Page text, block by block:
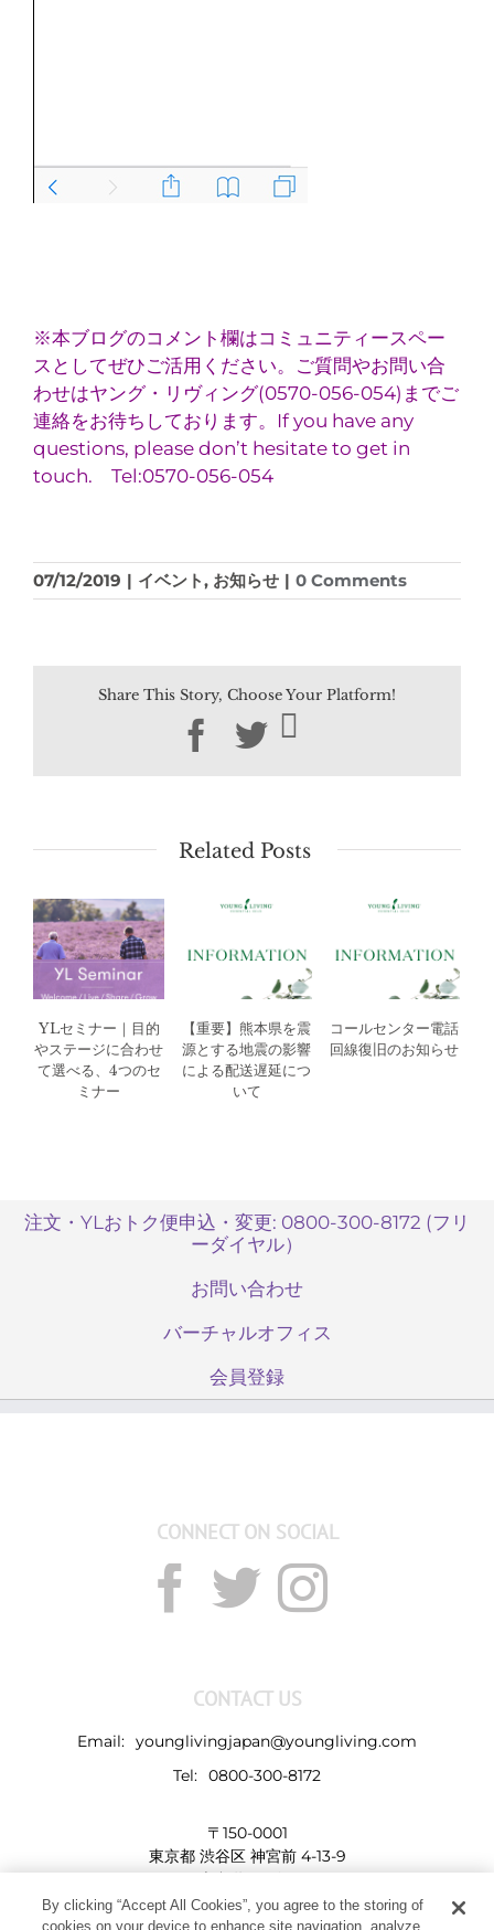
※本ブログのコメント欄はコミュニティースペー
スとしてぜひご活用ください。ご質問やお問い合
わせはヤング・リヴィング(0570-056-054)までご
連絡をお待ちしております。If you have any
questions, please don’t hesitate to get in
touch. Tel:0570-056-054
07/12/2019 | イベント, お知らせ | 0 Comments
Share This Story, Choose Your Platform!
Facebook
Twitter
Related Posts
YLセミナー｜目的
やステージに合わせ
て選べる、4つのセ
ミナー
【重要】熊本県を震
源とする地震の影響
による配送遅延につ
いて
コールセンター電話
回線復旧のお知らせ
注文・YLおトク便申込・変更: 0800-300-8172 (フリ
ーダイヤル）
お問い合わせ
バーチャルオフィス
会員登録
CONNECT ON SOCIAL
CONTACT US
Email: younglivingjapan@youngliving.com
Tel: 0800-300-8172
〒150-0001
東京都 渋谷区 神宮前 4-13-9
表参道LHビル
By clicking “Accept All Cookies”, you agree to the storing of
cookies on your device to enhance site navigation, analyze